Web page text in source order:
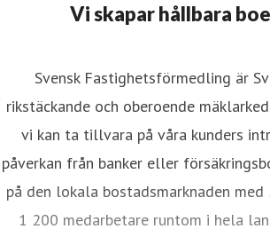
Vi skapar hållbara
Svensk Fastighetsförmedling är
rikstäckande och oberoende
vi kan ta tillvara på våra kunders
påverkan från banker eller
på den lokala bostadsmarknaden
1 200 medarbetare runtom i hela